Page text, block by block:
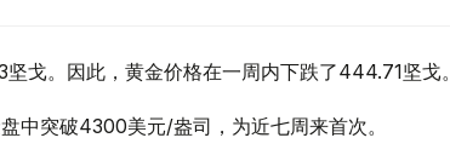
戈。因此，黄金价格在一周内下跌了444.71坚戈。
中突破4300美元/盎司，为近七周来首次。